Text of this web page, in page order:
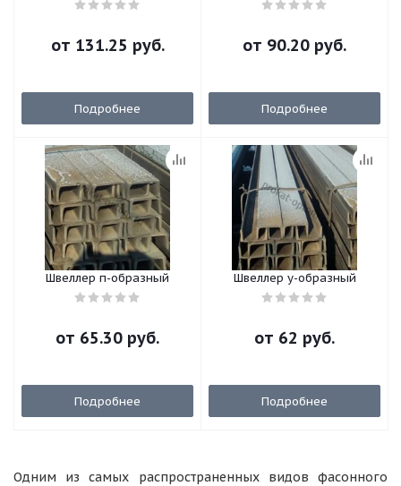
от 131.25 руб.
Подробнее
от 90.20 руб.
Подробнее
Швеллер п-образный
от 65.30 руб.
Подробнее
Швеллер у-образный
от 62 руб.
Подробнее
Одним из самых распространенных видов фасонного